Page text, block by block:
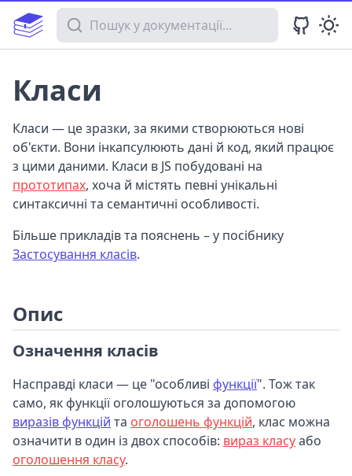
Пошук у документації
Класи
Класи — це зразки, за якими створюються нові
об'єкти. Вони інкапсулюють дані й код, який працює
з цими даними. Класи в JS побудовані на
прототипах, хоча й містять певні унікальні
синтаксичні та семантичні особливості.
Більше прикладів та пояснень – у посібнику
Застосування класів.
Опис
Означення класів
Насправді класи — це "особливі функції". Тож так
само, як функції оголошуються за допомогою
виразів функцій та оголошень функцій, клас можна
означити в один із двох способів: вираз класуабо
оголошення класу.